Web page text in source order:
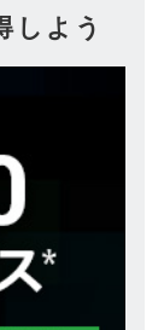
しよう